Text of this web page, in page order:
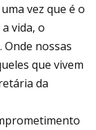
vez que é o
vida, o
nossas
que vivem
da